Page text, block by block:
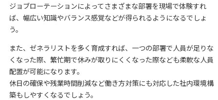
ジョブローテーションによってさまざまな部署を現場で体験すれ
ば、幅広い知識やバランス感覚などが得られるようになるでしょ
う。
また、ゼネラリストを多く育成すれば、一つの部署で人員が足りな
くなった際、繁忙期で休みが取りにくくなった際なども柔軟な人員
配置が可能になります。
休日の確保や残業時間削減など働き方対策にも対応した社内環境構
築もしやすくなるでしょう。